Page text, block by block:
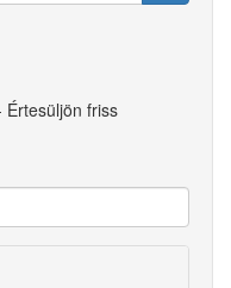
Értesüljön friss